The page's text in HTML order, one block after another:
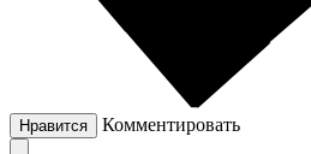
Нравится Комментировать